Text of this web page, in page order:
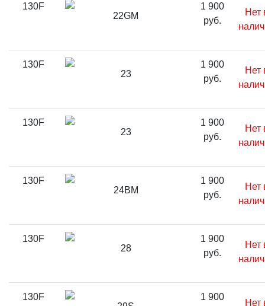
130F
22GM
1 900
руб.
Нет
130F
23
1 900
руб.
Нет
130F
23
1 900
руб.
Нет
130F
24BM
1 900
руб.
Нет
130F
28
1 900
руб.
Нет
130F
1 900
Нет